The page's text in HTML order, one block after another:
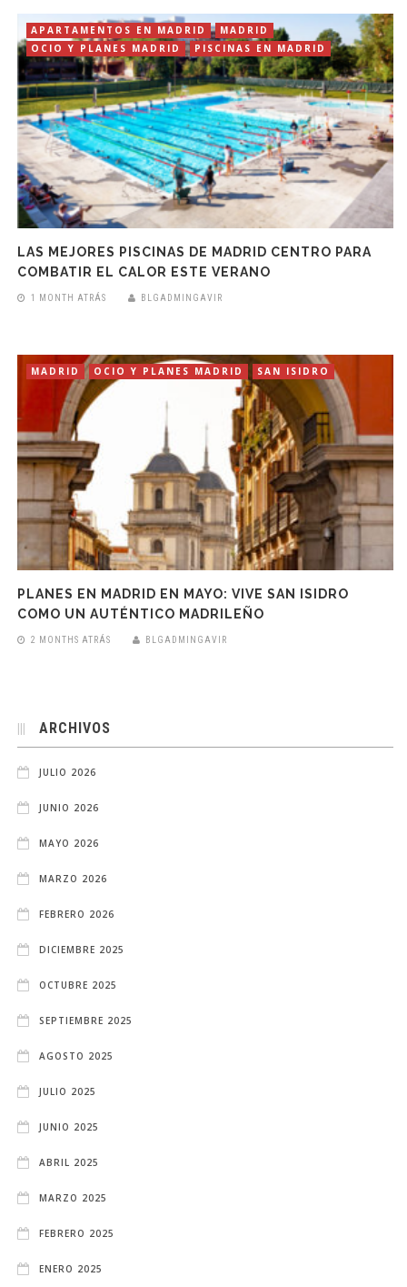
APARTAMENTOS EN MADRID
MADRID
OCIO Y PLANES MADRID
PISCINAS EN MADRID
LAS MEJORES PISCINAS DE MADRID CENTRO PARA
COMBATIR EL CALOR ESTE VERANO
1 MONTH ATRÁS BLGADMINGAVIR
MADRID OCIO Y PLANES MADRID SAN ISIDRO
PLANES EN MADRID EN MAYO: VIVE SAN ISIDRO
COMO UN AUTÉNTICO MADRILEÑO
2 MONTHS ATRÁS BLGADMINGAVIR
ARCHIVOS
JULIO 2026
JUNIO 2026
MAYO 2026
MARZO 2026
FEBRERO 2026
DICIEMBRE 2025
OCTUBRE 2025
SEPTIEMBRE 2025
AGOSTO 2025
JULIO 2025
JUNIO 2025
ABRIL 2025
MARZO 2025
FEBRERO 2025
ENERO 2025